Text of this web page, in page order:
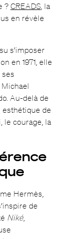
? CREADS, la
en révèle
s’imposer
en 1971, elle
ses
Au-delà de
esthétique de
le courage, la
Hermès,
de
Niké,